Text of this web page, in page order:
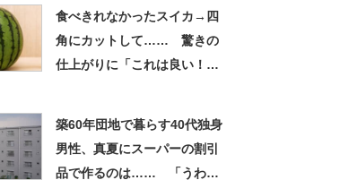
食べきれなかったスイカ→四
角にカットして…… 驚きの
仕上がりに「これは良い！」
築60年団地で暮らす40代独身
男性、真夏にスーパーの割引
品で作るのは…… 「うわ